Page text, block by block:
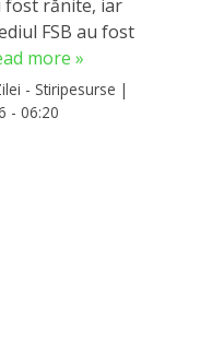
fost rănite, iar
FSB au fost
more »
- Stiripesurse |
- 06:20